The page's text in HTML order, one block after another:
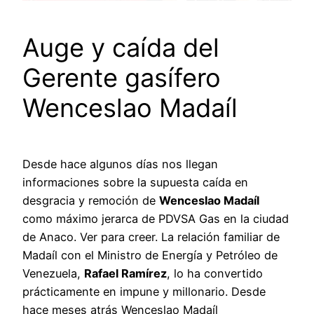
Auge y caída del
Gerente gasífero
Wenceslao Madaíl
Desde hace algunos días nos llegan
informaciones sobre la supuesta caída en
desgracia y remoción de Wenceslao Madaíl
como máximo jerarca de PDVSA Gas en la ciudad
de Anaco. Ver para creer. La relación familiar de
Madaíl con el Ministro de Energía y Petróleo de
Venezuela, Rafael Ramírez, lo ha convertido
prácticamente en impune y millonario. Desde
hace meses atrás Wenceslao Madaíl